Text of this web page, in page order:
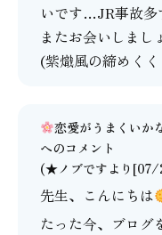
いです…JR事故多
またお会いしまし
(紫熾風の締めく
恋愛がうまくいか
へのコメント
(★ノブですより
先生、こんにちは
たった今、ブロ